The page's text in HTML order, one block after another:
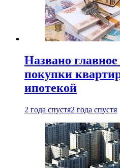
Названо
покупки
ипотекой
2 года спустя2 года спустя